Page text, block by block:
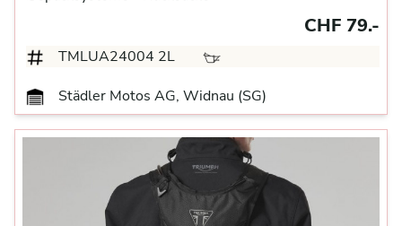
CHF 79.-
TMLUA24004 2L
Städler Motos AG, Widnau (SG)